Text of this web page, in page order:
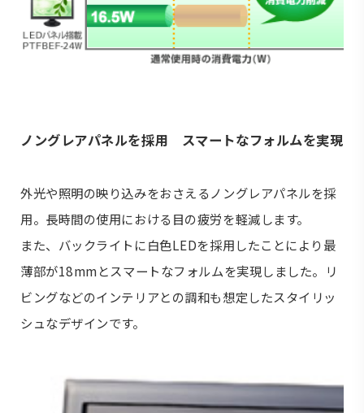
ノングレアパネルを採用 スマートなフォルムを実現
外光や照明の映り込みをおさえるノングレアパネルを採
用。長時間の使用における目の疲労を軽減します。
また、バックライトに白色LEDを採用したことにより最
薄部が18mmとスマートなフォルムを実現しました。リ
ビングなどのインテリアとの調和も想定したスタイリッ
シュなデザインです。